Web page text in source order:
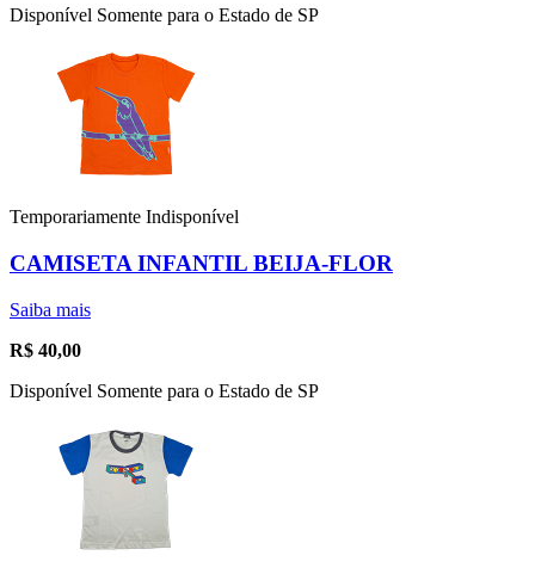
Disponível Somente para o Estado de SP
Temporariamente Indisponível
CAMISETA INFANTIL BEIJA-FLOR
Saiba mais
R$ 40,00
Disponível Somente para o Estado de SP